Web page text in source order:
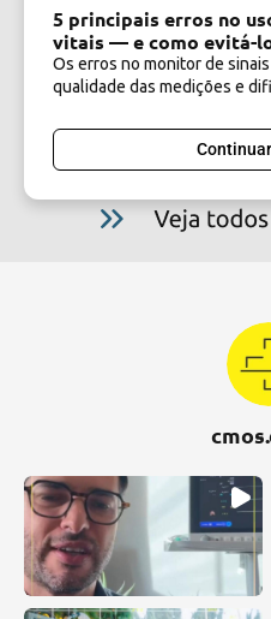
5 principais erros no
vitais — e como evitá-
Os erros no monitor de
qualidade das medições e